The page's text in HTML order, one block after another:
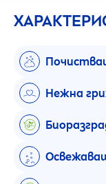
Нежна